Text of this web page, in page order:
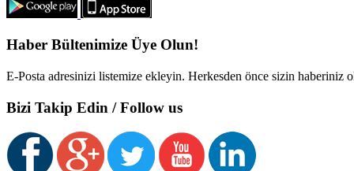
Haber Bültenimize Üye Olun!
E-Posta adresinizi listemize ekleyin. Herkesden önce sizin haberiniz
Bizi Takip Edin / Follow us